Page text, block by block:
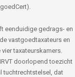
eenduidige gedrags- en
vastgoedtaxateurs en
taxateurskamers.
doorlopend toezicht
tuchtrechtstelsel, dat